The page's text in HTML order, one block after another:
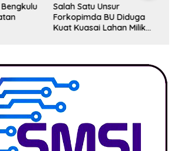
Salah Satu Unsur
Forkopimda BU Diduga
Kuat Kuasai Lahan Milik